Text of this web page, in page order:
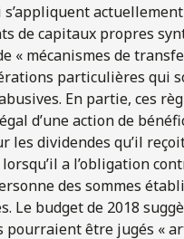
s’appliquent
de capitaux propres
« mécanismes de
particulières qui
En partie, ces
d’une action de
les dividendes qu’il
a l’obligation
des sommes
Le budget de 2018
pourraient être jugés «